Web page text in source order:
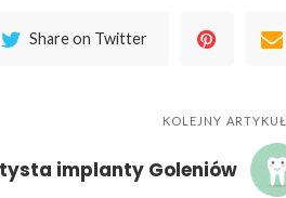
Share on Twitter
KOLEJNY ARTYKUŁ
implanty Goleniów